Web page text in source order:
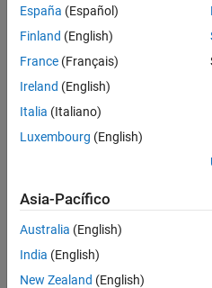
han
traducido
todos
los
empleos.
Busque
por
ubicación
todos
empleos
en su
zona.
España (Español)
Finland (English)
France (Français)
Ireland (English)
Italia (Italiano)
Luxembourg (English)
Asia-Pacífico
Australia (English)
India (English)
New Zealand (English)